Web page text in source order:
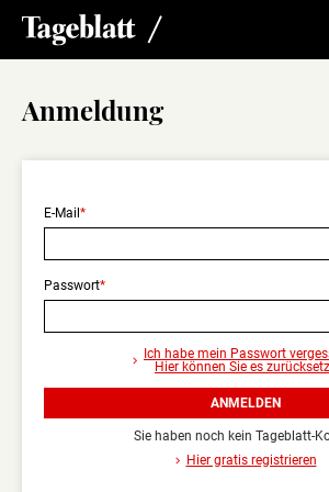
Sie
sicher,
Sie
sich
wollen?
Nur
Anmeldung
E-Mail
Passwort
Ich habe mein Passwort
Hier können Sie es
ANMELDEN
Sie haben noch kein Tageblatt-
Hier gratis registrieren